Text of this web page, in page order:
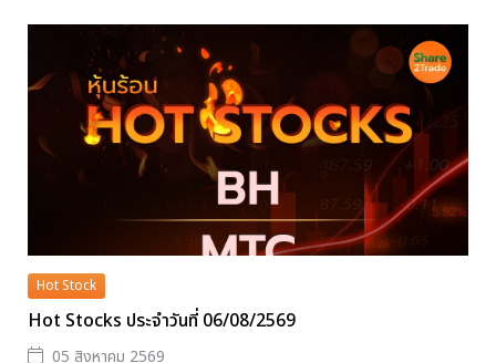
Hot Stock
Hot Stocks ประจำวันที่ 06/08/2569
05 สิงหาคม 2569